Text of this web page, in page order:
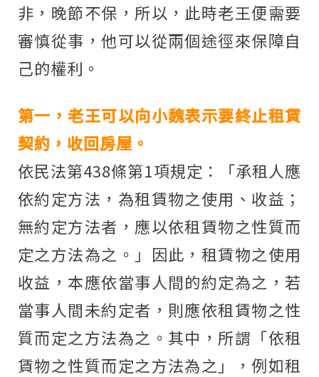
非，晚節不保，所以，此時老王便需要
審慎從事，他可以從兩個途徑來保障自
己的權利。
第一，老王可以向小魏表示要終止租賃
契約，收回房屋。
依民法第438條第1項規定：「承租人應
依約定方法，為租賃物之使用、收益；
無約定方法者，應以依租賃物之性質而
定之方法為之。」因此，租賃物之使用
收益，本應依當事人間的約定為之，若
當事人間未約定者，則應依租賃物之性
質而定之方法為之。其中，所謂「依租
賃物之性質而定之方法為之」，例如租